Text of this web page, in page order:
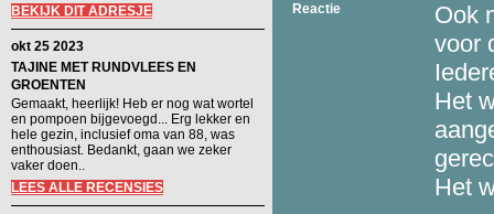
BEKIJK DIT ADRESJE
okt 25 2023
TAJINE MET RUNDVLEES EN
GROENTEN
Gemaakt, heerlijk! Heb er nog wat wortel
en pompoen bijgevoegd... Erg lekker en
hele gezin, inclusief oma van 88, was
enthousiast. Bedankt, gaan we zeker
vaker doen..
LEES ALLE RECENSIES
Reactie
Ook
voor
Het
Het